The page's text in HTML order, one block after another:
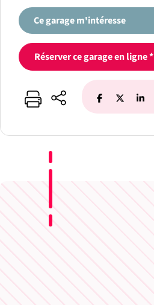
Ce garage m'intéresse
Réserver ce garage en ligne *